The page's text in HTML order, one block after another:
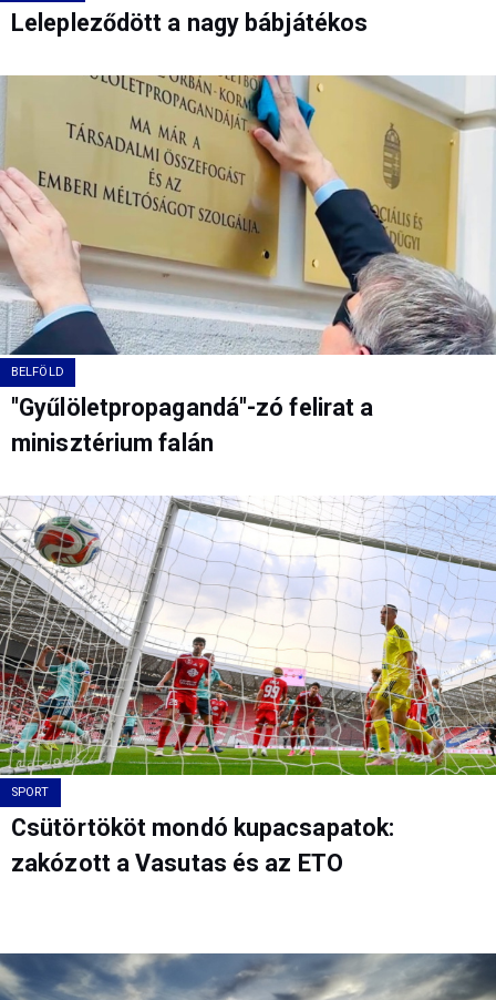
Lelepleződött a nagy bábjátékos
BELFÖLD
"Gyűlöletpropagandá"-zó felirat a
minisztérium falán
SPORT
Csütörtököt mondó kupacsapatok:
zakózott a Vasutas és az ETO